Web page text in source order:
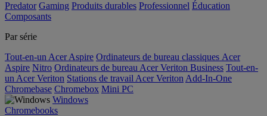
Predator Gaming Produits durables Professionnel Éducation
Composants
Par série
Tout-en-un Acer Aspire Ordinateurs de bureau classiques Acer
Aspire Nitro Ordinateurs de bureau Acer Veriton Business Tout-en-
un Acer Veriton Stations de travail Acer Veriton Add-In-One
Chromebase Chromebox Mini PC
Windows
Chromebooks